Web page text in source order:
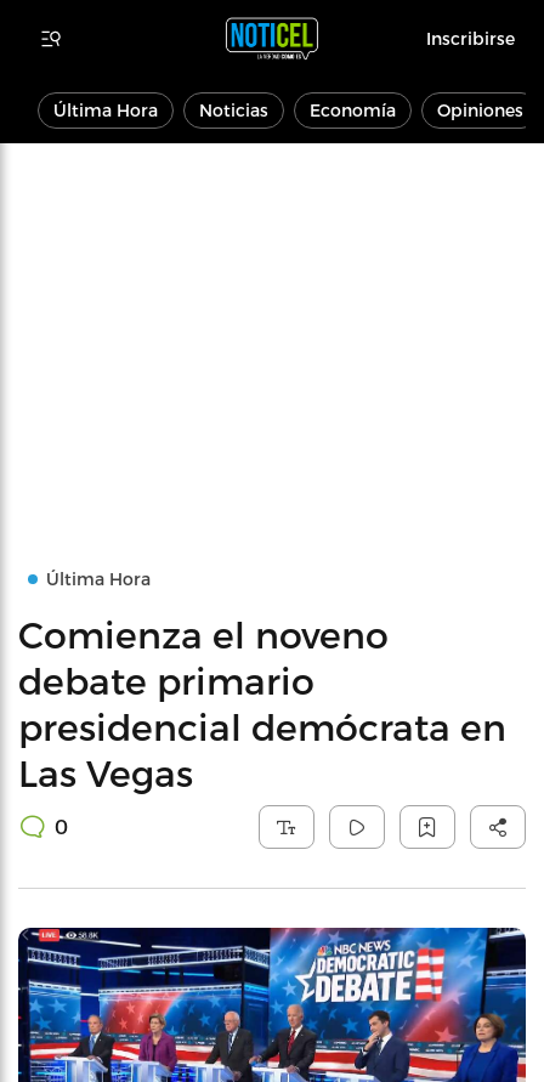
Inscribirse
Última Hora Noticias Economía Opiniones
Última Hora
Comienza el noveno
debate primario
presidencial demócrata en
Las Vegas
0